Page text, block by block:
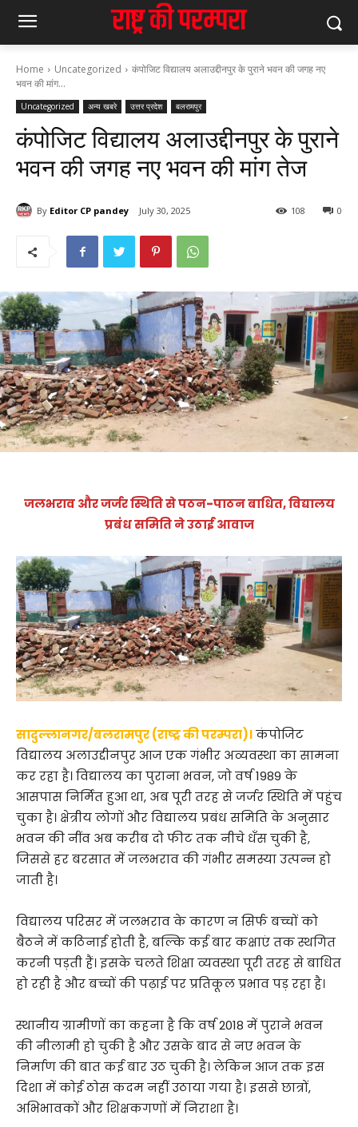
Home Uncategorized
कंपोजिट विद्यालय अलाउद्दीनपुर के पुराने भवन की जगह नए
भवन की मांग...
Uncategorized अन्य खबरे उत्तर प्रदेश बलरामपुर
कंपोजिट विद्यालय अलाउद्दीनपुर के पुराने
भवन की जगह नए भवन की मांग तेज
By Editor CP pandey July 30, 2025 0
108
जलभराव और जर्जर स्थिति से पठन-पाठन बाधित, विद्यालय
प्रबंध समिति ने उठाई आवाज
सादुल्लानगर/बलरामपुर (राष्ट्र की परम्परा)।कंपोजिट
विद्यालय अलाउद्दीनपुर आज एक गंभीर अव्यवस्था का सामना
कर रहा है। विद्यालय का पुराना भवन, जो वर्ष 1989 के
आसपास निर्मित हुआ था, अब पूरी तरह से जर्जर स्थिति में पहुंच
चुका है। क्षेत्रीय लोगों और विद्यालय प्रबंध समिति के अनुसार
भवन की नींव अब करीब दो फीट तक नीचे धँस चुकी है,
जिससे हर बरसात में जलभराव की गंभीर समस्या उत्पन्न हो
जाती है।
विद्यालय परिसर में जलभराव के कारण न सिर्फ बच्चों को
बैठने में कठिनाई होती है, बल्कि कई बार कक्षाएं तक स्थगित
करनी पड़ती हैं। इसके चलते शिक्षा व्यवस्था पूरी तरह से बाधित
हो रही है और बच्चों की पढ़ाई पर प्रतिकूल प्रभाव पड़ रहा है।
स्थानीय ग्रामीणों का कहना है कि वर्ष 2018 में पुराने भवन
की नीलामी हो चुकी है और उसके बाद से नए भवन के
निर्माण की बात कई बार उठ चुकी है। लेकिन आज तक इस
दिशा में कोई ठोस कदम नहीं उठाया गया है। इससे छात्रों,
अभिभावकों और शिक्षकगणों में निराशा है।